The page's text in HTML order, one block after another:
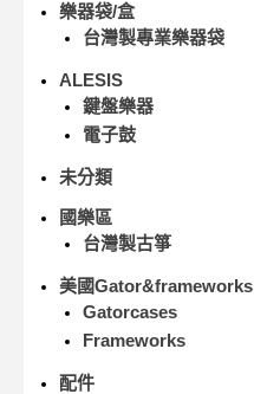
樂器袋/盒
台灣製專業樂器袋
ALESIS
鍵盤樂器
電子鼓
未分類
國樂區
台灣製古箏
美國Gator&frameworks
Gatorcases
Frameworks
配件